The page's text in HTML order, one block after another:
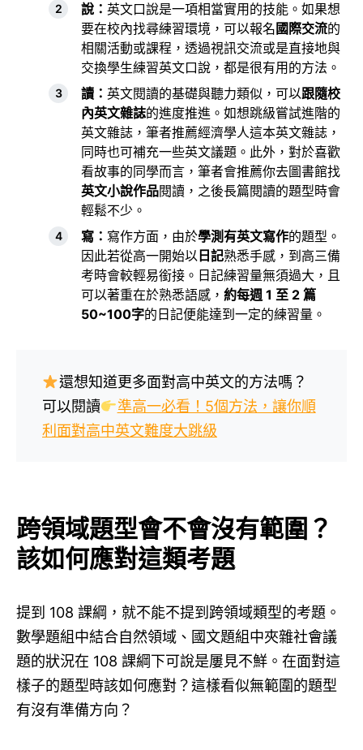
說： 英文口說是一項相當實用的技能。如果想
要在校內找尋練習環境，可以報名 國際交流的
相關活動或課程，透過視訊交流或是直接地與
交換學生練習英文口說，都是很有用的方法。
讀： 英文閱讀的基礎與聽力類似，可以跟隨校
內英文雜誌的進度推進。如想跳級嘗試進階的
英文雜誌，筆者推薦經濟學人這本英文雜誌，
同時也可補充一些英文議題。此外，對於喜歡
看故事的同學而言，筆者會推薦你去圖書館找
英文小說作品閱讀，之後長篇閱讀的題型時會
輕鬆不少。
寫： 寫作方面，由於學測有英文寫作的題型。
因此若從高一開始以 日記熟悉手感，到高三備
考時會較輕易銜接。日記練習量無須過大，且
可以著重在於熟悉語感， 約每週 1 至 2 篇
50~100字的日記便能達到一定的練習量。
還想知道更多面對高中英文的方法嗎？
可以閱讀
準高一必看！5個方法，讓你順
利面對高中英文難度大跳級
跨領域題型會不會沒有範圍？
該如何應對這類考題
提到 108 課綱，就不能不提到跨領域類型的考題。
數學題組中結合自然領域、國文題組中夾雜社會議
題的狀況在 108 課綱下可說是屢見不鮮。在面對這
樣子的題型時該如何應對？這樣看似無範圍的題型
有沒有準備方向？